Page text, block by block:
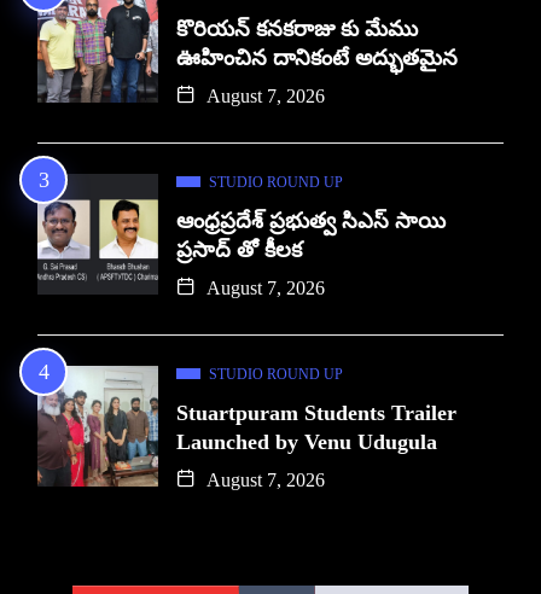
కొరియన్ కనకరాజు కు మేము
ఊహించిన దానికంటే అద్భుతమైన
August 7, 2026
STUDIO ROUND UP
ఆంధ్రప్రదేశ్ ప్రభుత్వ సిఎస్ సాయి
ప్రసాద్ తో కీలక
August 7, 2026
STUDIO ROUND UP
Stuartpuram Students Trailer
Launched by Venu Udugula
August 7, 2026